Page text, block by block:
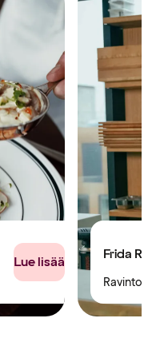
Lue lisää Frida